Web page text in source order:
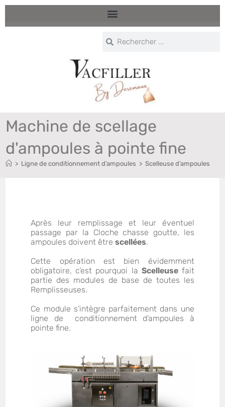
Machine de scellage
d'ampoules à pointe fine
> Ligne de conditionnement d’ampoules > Scelleuse d’ampoules
Après leur remplissage et leur éventuel
passage par la Cloche chasse goutte, les
ampoules doivent êtrescellées.
Cette opération est bien évidemment
obligatoire, c’est pourquoi la Scelleusefait
partie des modules de base de toutes les
Remplisseuses.
Ce module s’intègre parfaitement dans une
ligne de conditionnement d’ampoules à
pointe fine.